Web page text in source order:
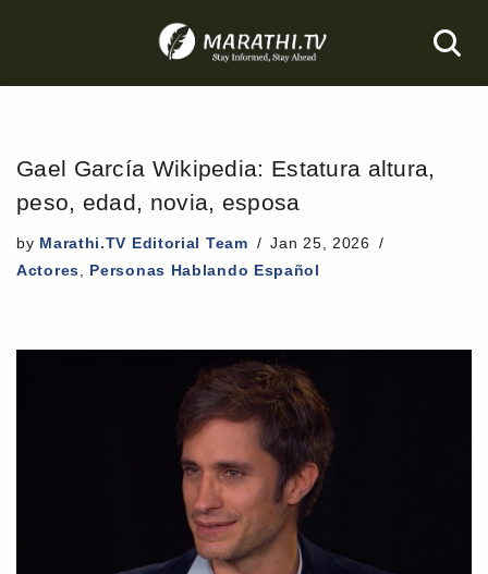
to
Gael García Wikipedia: Estatura altura,
peso, edad, novia, esposa
by Marathi.TV Editorial Team
Jan 25, 2026
Actores
Personas Hablando Español